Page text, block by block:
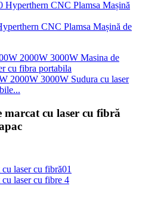
CNC Plamsa Mașină de
2000W 3000W Sudura cu laser
cu laser cu fibră